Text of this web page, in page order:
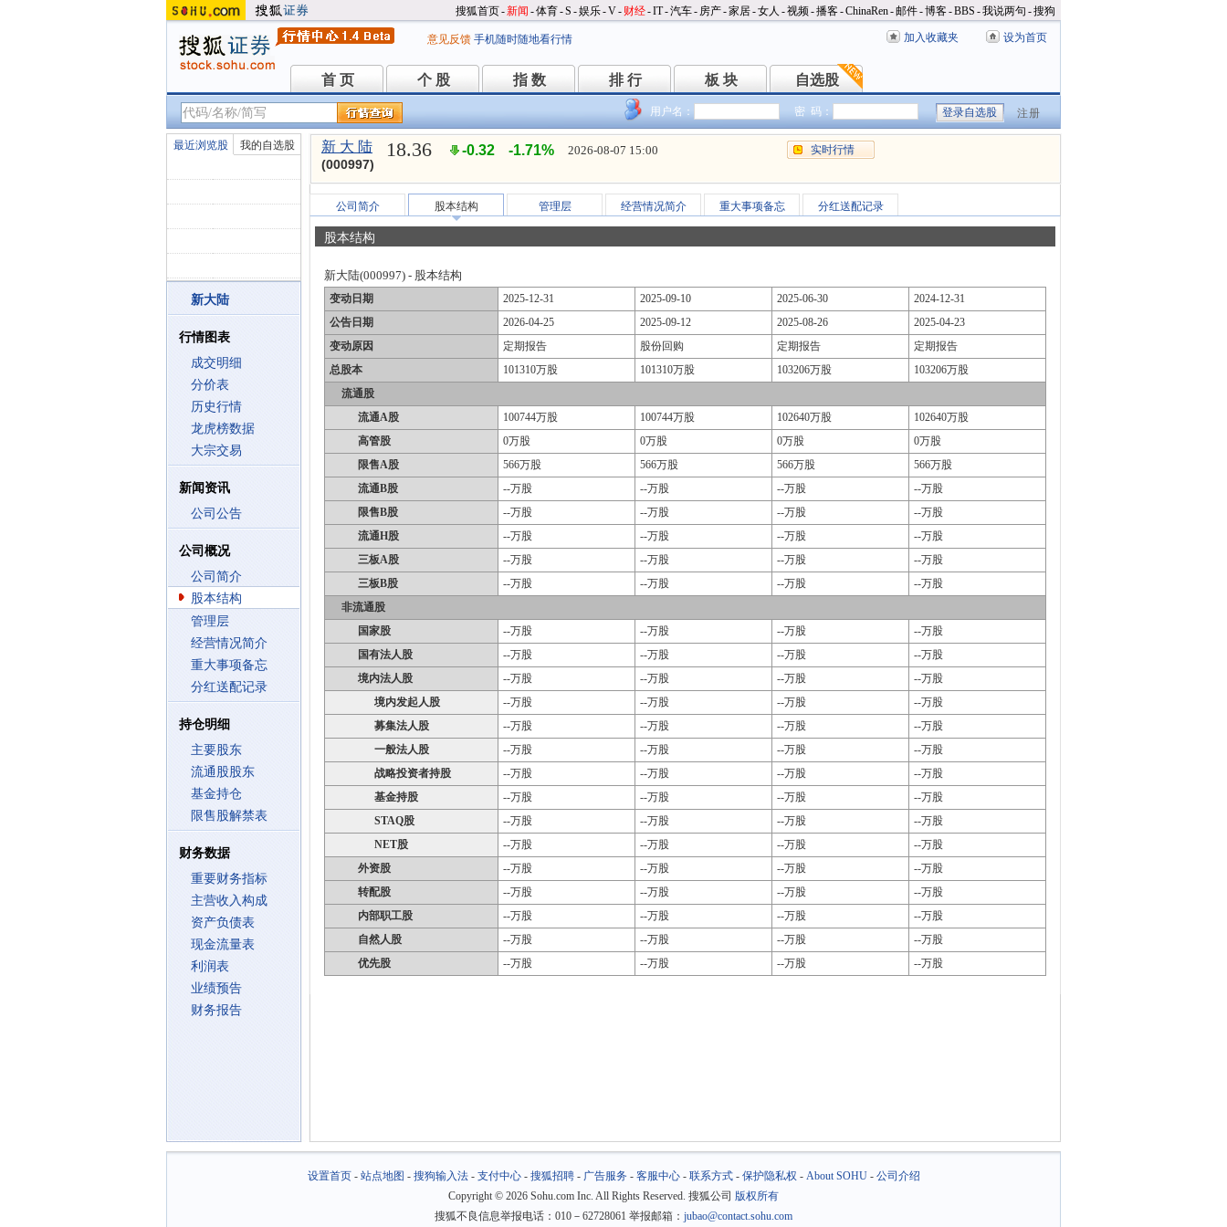
搜狐首页-新闻 -体育-S -娱乐-V- 财经-IT-汽车- 房产-家居-女人 -视频-播客-ChinaRen-邮件-博客-BBS -我说两句 -搜狗
意见反馈 手机随时随地看行情 加入收藏夹 设为首页
首 页
首 页 个 股
个 股 指 数
指 数 排 行
排 行 板 块
板 块 自选股
自选股
用户名： 密 码： 注册
最近浏览股 我的自选股
新大陆
行情图表
成交明细
分价表
历史行情
龙虎榜数据
大宗交易
新闻资讯
公司公告
公司概况
公司简介
股本结构
管理层
经营情况简介
重大事项备忘
分红送配记录
持仓明细
主要股东
流通股股东
基金持仓
限售股解禁表
财务数据
重要财务指标
主营收入构成
资产负债表
现金流量表
利润表
业绩预告
财务报告
新 大 陆
(000997)
18.36 -0.32 -1.71% 2026-08-07 15:00 实时行情
公司简介 股本结构 管理层 经营情况简介 重大事项备忘 分红送配记录
股本结构
新大陆(000997) - 股本结构
变动日期 2025-12-31 2025-09-10 2025-06-30
2024-12-31
公告日期
2026-04-25 2025-09-12 2025-08-26
2025-04-23
变动原因
定期报告 股份回购 定期报告
定期报告
总股本
101310万股 101310万股 103206万股
103206万股
流通股
流通A股
100744万股 100744万股 102640万股
102640万股
高管股
0万股 0万股 0万股
0万股
限售A股
566万股 566万股 566万股
566万股
流通B股
--万股 --万股 --万股
--万股
限售B股
--万股 --万股 --万股
--万股
流通H股
--万股 --万股 --万股
--万股
三板A股
--万股 --万股 --万股
--万股
三板B股
--万股 --万股 --万股
--万股
非流通股
国家股
--万股 --万股 --万股
--万股
国有法人股
--万股 --万股 --万股
--万股
境内法人股
--万股 --万股 --万股
--万股
境内发起人股
--万股 --万股 --万股
--万股
募集法人股
--万股 --万股 --万股
--万股
一般法人股
--万股 --万股 --万股
--万股
战略投资者持股
--万股 --万股 --万股
--万股
基金持股
--万股 --万股 --万股
--万股
STAQ股
--万股 --万股 --万股
--万股
NET股
--万股 --万股 --万股
--万股
外资股
--万股 --万股 --万股
--万股
转配股
--万股 --万股 --万股
--万股
内部职工股
--万股 --万股 --万股
--万股
自然人股
--万股 --万股 --万股
--万股
优先股
--万股 --万股 --万股 --万股
设置首页- 站点地图 - 搜狗输入法- 支付中心- 搜狐招聘- 广告服务- 客服中心- 联系方式- 保护隐私权 - About SOHU- 公司介绍
Copyright © 2026 Sohu.com Inc. All Rights Reserved. 搜狐公司 版权所有
搜狐不良信息举报电话：010－62728061 举报邮箱： jubao@contact.sohu.com